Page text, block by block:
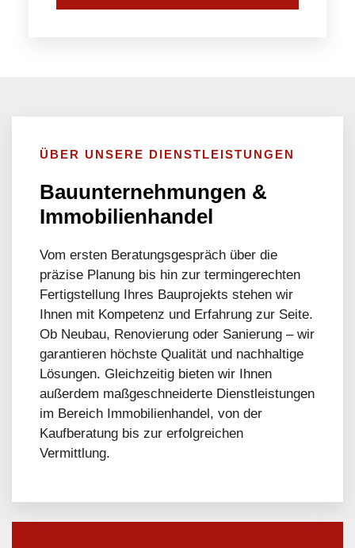
ÜBER UNSERE DIENSTLEISTUNGEN
Bauunternehmungen &
Immobilienhandel
Vom ersten Beratungsgespräch über die
präzise Planung bis hin zur termingerechten
Fertigstellung Ihres Bauprojekts stehen wir
Ihnen mit Kompetenz und Erfahrung zur Seite.
Ob Neubau, Renovierung oder Sanierung – wir
garantieren höchste Qualität und nachhaltige
Lösungen. Gleichzeitig bieten wir Ihnen
außerdem maßgeschneiderte Dienstleistungen
im Bereich Immobilienhandel, von der
Kaufberatung bis zur erfolgreichen
Vermittlung.